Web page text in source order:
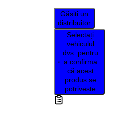
Găsiți un
distribuitor
Selectați
vehiculul
dvs. pentru
a confirma
că acest
produs se
potrivește